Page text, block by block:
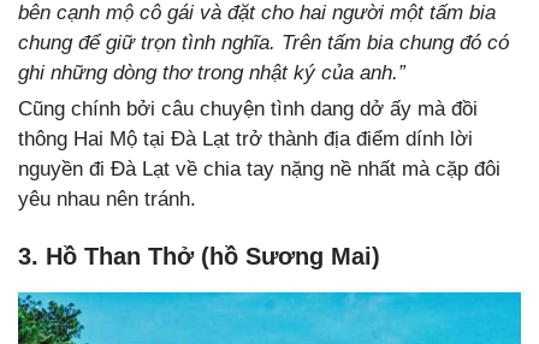
bên cạnh mộ cô gái và đặt cho hai người một tấm bia
chung để giữ trọn tình nghĩa. Trên tấm bia chung đó có
ghi những dòng thơ trong nhật ký của anh.”
Cũng chính bởi câu chuyện tình dang dở ấy mà đồi
thông Hai Mộ tại Đà Lạt trở thành địa điểm dính lời
nguyền đi Đà Lạt về chia tay nặng nề nhất mà cặp đôi
yêu nhau nên tránh.
3. Hồ Than Thở (hồ Sương Mai)